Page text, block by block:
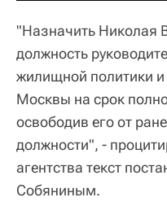
"Назначить Николая
должность
жилищной политики
Москвы на срок
освободив его от
должности", -
агентства текст
Собяниным.